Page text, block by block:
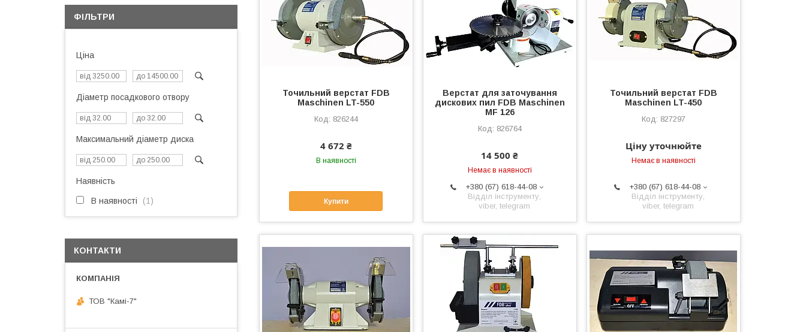
Точильний верстат FDB
Maschinen LT-550
826244
4 672 ₴
В наявності
Купити
Верстат для заточування
дискових пил FDB Maschinen
MF 126
826764
14 500 ₴
Немає в наявності
+380 (67) 618-44-08
Відділ інструменту,
viber, telegram
Точильний верстат FDB
Maschinen LT-450
827297
Ціну уточнюйте
Немає в наявності
+380 (67) 618-44-08
Відділ інструменту,
viber, telegram
ФІЛЬТРИ
Ціна
Діаметр посадкового отвору
Максимальний діаметр диска
Наявність
В наявності 1
КОНТАКТИ
ТОВ "Камі-7"